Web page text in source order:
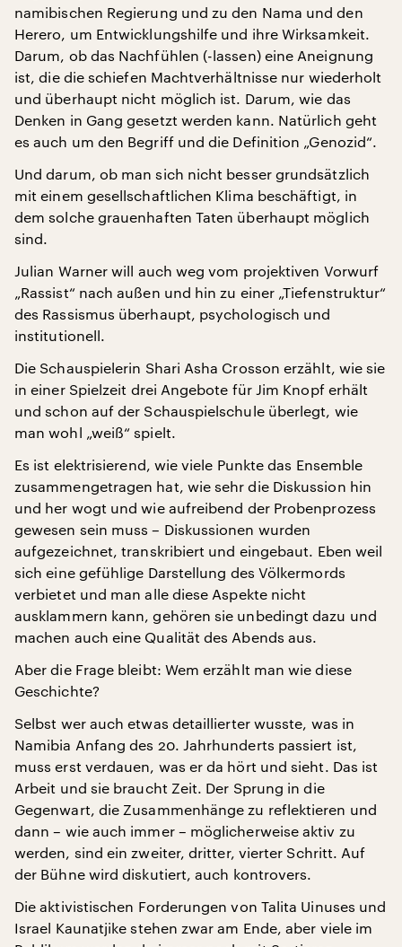
namibischen Regierung und zu den Nama und den
Herero, um Entwicklungshilfe und ihre Wirksamkeit.
Darum, ob das Nachfühlen (-lassen) eine Aneignung
ist, die die schiefen Machtverhältnisse nur wiederholt
und überhaupt nicht möglich ist. Darum, wie das
Denken in Gang gesetzt werden kann. Natürlich geht
es auch um den Begriff und die Definition „Genozid“.
Und darum, ob man sich nicht besser grundsätzlich
mit einem gesellschaftlichen Klima beschäftigt, in
dem solche grauenhaften Taten überhaupt möglich
sind.
Julian Warner will auch weg vom projektiven Vorwurf
„Rassist“ nach außen und hin zu einer „Tiefenstruktur“
des Rassismus überhaupt, psychologisch und
institutionell.
Die Schauspielerin Shari Asha Crosson erzählt, wie sie
in einer Spielzeit drei Angebote für Jim Knopf erhält
und schon auf der Schauspielschule überlegt, wie
man wohl „weiß“ spielt.
Es ist elektrisierend, wie viele Punkte das Ensemble
zusammengetragen hat, wie sehr die Diskussion hin
und her wogt und wie aufreibend der Probenprozess
gewesen sein muss – Diskussionen wurden
aufgezeichnet, transkribiert und eingebaut. Eben weil
sich eine gefühlige Darstellung des Völkermords
verbietet und man alle diese Aspekte nicht
ausklammern kann, gehören sie unbedingt dazu und
machen auch eine Qualität des Abends aus.
Aber die Frage bleibt: Wem erzählt man wie diese
Geschichte?
Selbst wer auch etwas detaillierter wusste, was in
Namibia Anfang des 20. Jahrhunderts passiert ist,
muss erst verdauen, was er da hört und sieht. Das ist
Arbeit und sie braucht Zeit. Der Sprung in die
Gegenwart, die Zusammenhänge zu reflektieren und
dann – wie auch immer – möglicherweise aktiv zu
werden, sind ein zweiter, dritter, vierter Schritt. Auf
der Bühne wird diskutiert, auch kontrovers.
Die aktivistischen Forderungen von Talita Uinuses und
Israel Kaunatjike stehen zwar am Ende, aber viele im